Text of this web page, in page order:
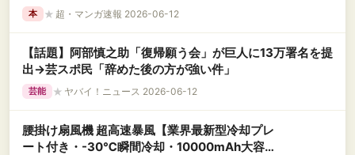
叩かれ大炎上wwwwwwww
本 ★ 超・マンガ速報 2026-06-12
【話題】阿部慎之助「復帰願う会」が巨人に13万署名を提
出→芸スポ民「辞めた後の方が強い件」
芸能 ★ ヤバイ！ニュース 2026-06-12
腰掛け扇風機 超高速暴風【業界最新型冷却プレ
ート付き・-30℃瞬間冷却・10000mAh大容